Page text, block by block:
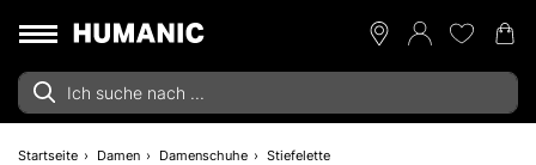
Startseite Damen Damenschuhe Stiefelette